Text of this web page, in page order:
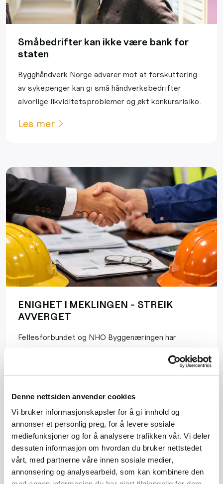
Denne nettsiden anvender cookies
Vi bruker informasjonskapsler for å gi innhold og
annonser et personlig preg, for å levere sosiale
mediefunksjoner og for å analysere trafikken vår. Vi deler
dessuten informasjon om hvordan du bruker nettstedet
vårt, med partnerne våre innen sosiale medier,
annonsering og analysearbeid, som kan kombinere den
Småbedrifter kan ikke være bank for
staten
Bygghåndverk Norge advarer mot at forskuttering
av sykepenger kan gi små håndverksbedrifter
alvorlige likviditetsproblemer og økt konkursrisiko.
Les mer
ENIGHET I MEKLINGEN - STREIK
AVVERGET
Fellesforbundet og NHO Byggenæringen har